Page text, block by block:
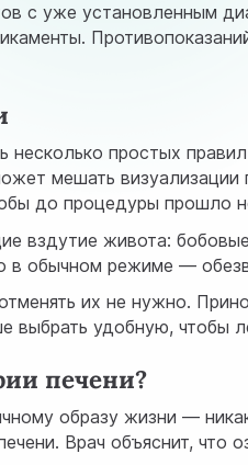
с уже установленным
несколько простых
мешать
до процедуры прошло
вздутие живота:
в обычном режиме —
их не нужно.
выбрать удобную, чтобы
печени?
образу жизни —
Врач объяснит, что